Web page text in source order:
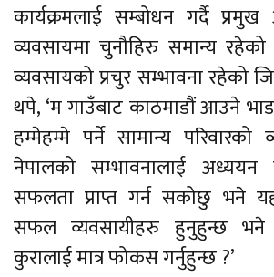
कार्यक्रमलाई सम्बोधन गर्दै
व्यवसायमा चुनौहिरु समान्य
व्यवसायको प्रचुर सम्भावना रहेको
थपे, ‘म गाउँबाट काठमाडौं आउने
हम्मेहम्मे पर्ने सामान्य
नेपालको सम्भावनालाई अध्ययन
सफलता प्राप्त गर्न सकोछु भने
सफल व्यवसायीहरु हुनुहुन्छ भने
कुरालाई मात्र फोकस गर्नुहुन्छ ?’